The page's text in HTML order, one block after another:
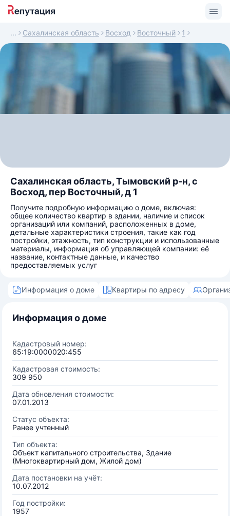
Сахалинская область Восход Восточный 1
Сахалинская область, Тымовский р-н, с
Восход, пер Восточный, д 1
Получите подробную информацию о доме, включая:
общее количество квартир в здании, наличие и список
организаций или компаний, расположенных в доме,
детальные характеристики строения, такие как год
постройки, этажность, тип конструкции и использованные
материалы, информация об управляющей компании: её
название, контактные данные, и качество
предоставляемых услуг
Информация о доме Квартиры по адресу
Информация о доме
Кадастровый номер:
65:19:0000020:455
Кадастровая стоимость:
309 950
Дата обновления стоимости:
07.01.2013
Статус объекта:
Ранее учтенный
Тип объекта:
Объект капитального строительства, Здание
(Многоквартирный дом, Жилой дом)
Дата постановки на учёт:
10.07.2012
Год постройки:
1957